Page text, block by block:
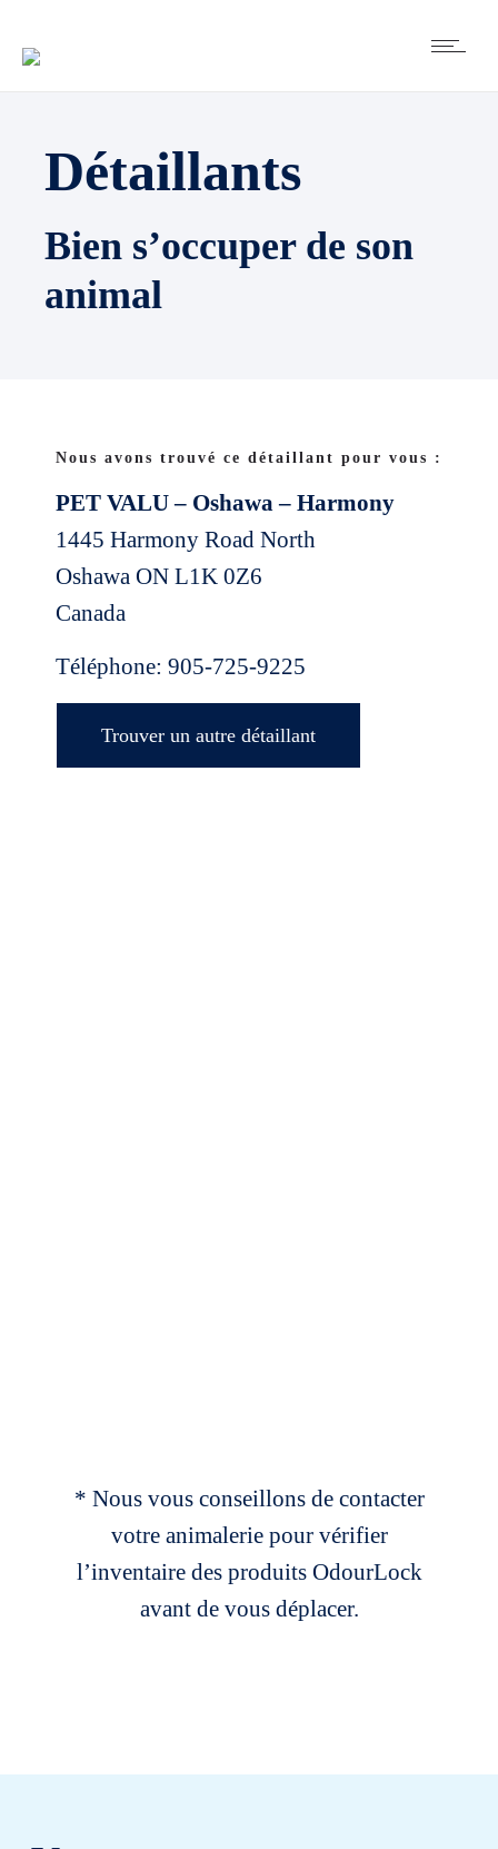
Détaillants
Bien s’occuper de son
animal
Nous avons trouvé ce détaillant pour vous :
PET VALU – Oshawa – Harmony
1445 Harmony Road North
Oshawa ON L1K 0Z6
Canada
Téléphone: 905-725-9225
Trouver un autre détaillant
* Nous vous conseillons de contacter
votre animalerie pour vérifier
l’inventaire des produits OdourLock
avant de vous déplacer.